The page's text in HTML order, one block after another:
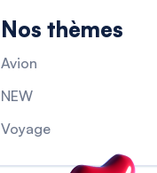
Nos thèmes
Avion
NEW
Voyage